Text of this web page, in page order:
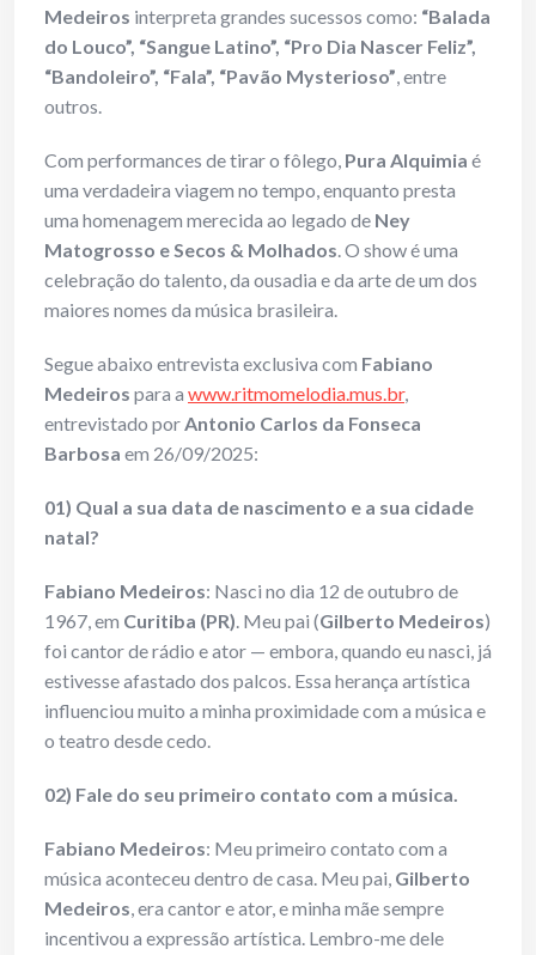
Medeiros interpreta grandes sucessos como: “Balada
do Louco”, “Sangue Latino”, “Pro Dia Nascer Feliz”,
“Bandoleiro”, “Fala”, “Pavão Mysterioso”, entre
outros.
Com performances de tirar o fôlego, Pura Alquimia é
uma verdadeira viagem no tempo, enquanto presta
uma homenagem merecida ao legado de Ney
Matogrosso e Secos & Molhados. O show é uma
celebração do talento, da ousadia e da arte de um dos
maiores nomes da música brasileira.
Segue abaixo entrevista exclusiva com Fabiano
Medeiros para a www.ritmomelodia.mus.br,
entrevistado porAntonio Carlos da Fonseca
Barbosa em 26/09/2025:
01) Qual a sua data de nascimento e a sua cidade
natal?
Fabiano Medeiros: Nasci no dia 12 de outubro de
1967, em Curitiba (PR). Meu pai (Gilberto Medeiros)
foi cantor de rádio e ator — embora, quando eu nasci, já
estivesse afastado dos palcos. Essa herança artística
influenciou muito a minha proximidade com a música e
o teatro desde cedo.
02) Fale do seu primeiro contato com a música.
Fabiano Medeiros: Meu primeiro contato com a
música aconteceu dentro de casa. Meu pai, Gilberto
Medeiros, era cantor e ator, e minha mãe sempre
incentivou a expressão artística. Lembro-me dele